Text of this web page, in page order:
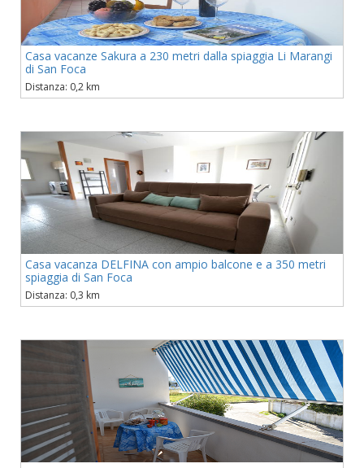
Casa vacanze Sakura a 230 metri dalla spiaggia Li Marangi
di San Foca
Distanza: 0,2 km
Casa vacanza DELFINA con ampio balcone e a 350 metri
spiaggia di San Foca
Distanza: 0,3 km